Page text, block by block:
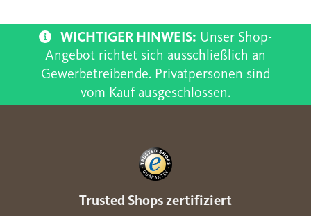
WICHTIGER HINWEIS: Unser Shop-
Angebot richtet sich ausschließlich an
Gewerbetreibende. Privatpersonen sind
vom Kauf ausgeschlossen.
Trusted Shops zertifiziert